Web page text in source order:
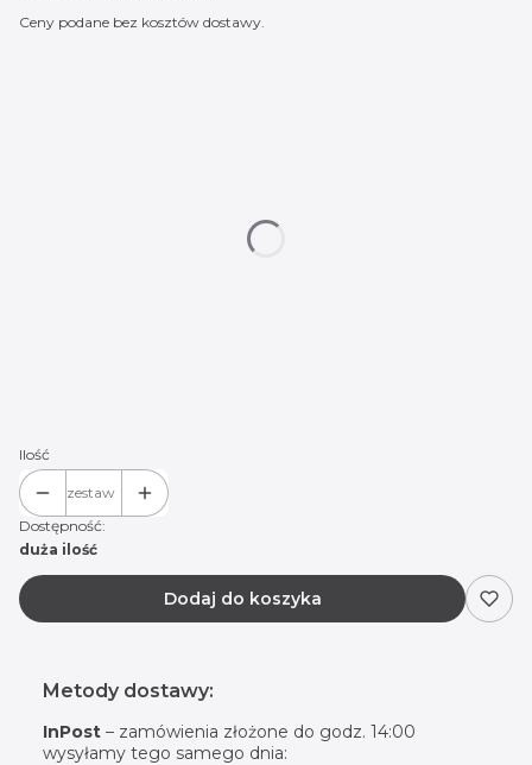
Ceny podane bez kosztów dostawy.
Ilość
zestaw
Dostępność:
duża ilość
Dodaj do koszyka
Metody dostawy:
InPost – zamówienia złożone do godz. 14:00
wysyłamy tego samego dnia: